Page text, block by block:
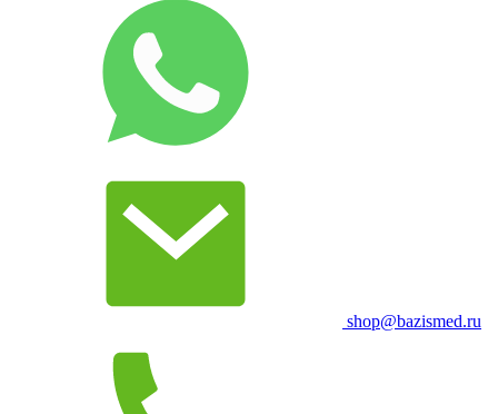
shop@bazismed.ru